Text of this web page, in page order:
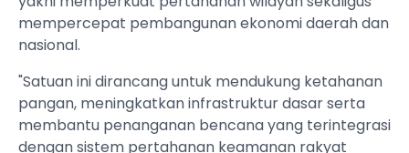
mempercepat pembangunan ekonomi daerah dan
nasional.
"Satuan ini dirancang untuk mendukung ketahanan
pangan, meningkatkan infrastruktur dasar serta
membantu penanganan bencana yang terintegrasi
dengan sistem pertahanan keamanan rakyat